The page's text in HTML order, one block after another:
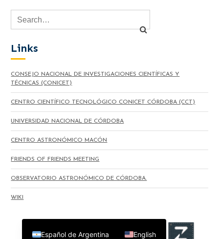
Links
CONSEJO NACIONAL DE INVESTIGACIONES CIENTÍFICAS Y
TÉCNICAS (CONICET)
CENTRO CIENTÍFICO TECNOLÓGICO CONICET CÓRDOBA (CCT)
UNIVERSIDAD NACIONAL DE CÓRDOBA
CENTRO ASTRONÓMICO MACÓN
FRIENDS OF FRIENDS MEETING
OBSERVATORIO ASTRONÓMICO DE CÓRDOBA.
WIKI
Español de Argentina English